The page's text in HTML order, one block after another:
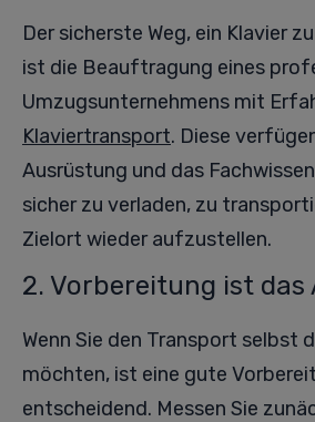
Der sicherste Weg, ein Klavier
ist die Beauftragung eines
Umzugsunternehmens mit
Klaviertransport. Diese
Ausrüstung und das
sicher zu verladen, zu
Zielort wieder aufzustellen.
2. Vorbereitung ist das
Wenn Sie den Transport selbst
möchten, ist eine gute
entscheidend. Messen Sie